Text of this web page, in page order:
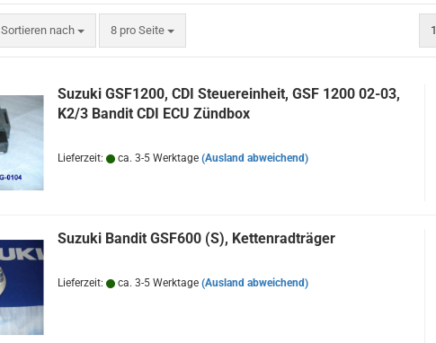
Konto erstellen
Passwort vergessen?
Sortieren nach
Sortieren nach 8 pro Seite
pro Seite 1
Suzuki GSF1200, CDI Steuereinheit, GSF 1200 02-03,
K2/3 Bandit CDI ECU Zündbox
Lieferzeit: ca. 3-5 Werktage (Ausland abweichend)
Suzuki Bandit GSF600 (S), Kettenradträger
Lieferzeit: ca. 3-5 Werktage (Ausland abweichend)